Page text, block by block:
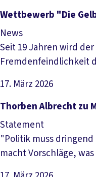
Artikel lesen
Wettbewerb "Die
News
Seit 19 Jahren wird
Fremdenfeindlichkeit
17. März 2026
Artikel lesen
Thorben Albrecht zu
Statement
"Politik muss
macht Vorschläge,